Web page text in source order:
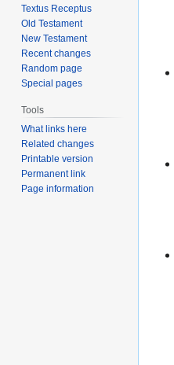
Textus Receptus
Old Testament
New Testament
Recent changes
Random page
Special pages
Tools
What links here
Related changes
Printable version
Permanent link
Page information